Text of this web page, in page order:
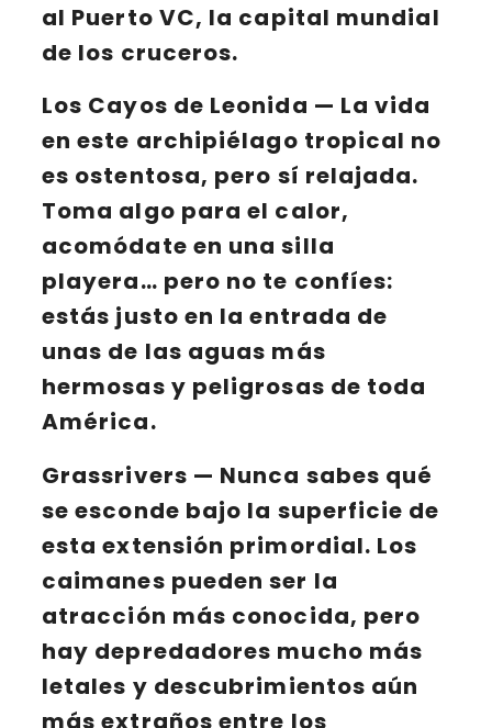
al Puerto VC, la capital mundial
de los cruceros.
Los Cayos de Leonida — La vida
en este archipiélago tropical no
es ostentosa, pero sí relajada.
Toma algo para el calor,
acomódate en una silla
playera… pero no te confíes:
estás justo en la entrada de
unas de las aguas más
hermosas y peligrosas de toda
América.
Grassrivers — Nunca sabes qué
se esconde bajo la superficie de
esta extensión primordial. Los
caimanes pueden ser la
atracción más conocida, pero
hay depredadores mucho más
letales y descubrimientos aún
más extraños entre los